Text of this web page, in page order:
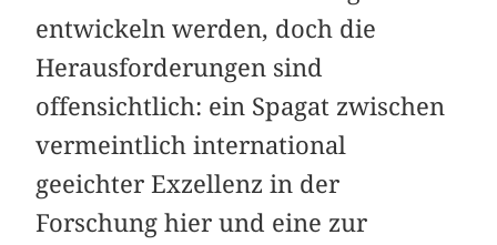
entwickeln werden, doch die
Herausforderungen sind
offensichtlich: ein Spagat zwischen
vermeintlich international
geeichter Exzellenz in der
Forschung hier und eine zur